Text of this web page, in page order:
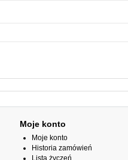
Moje konto
Moje konto
Historia zamówień
Lista życzeń